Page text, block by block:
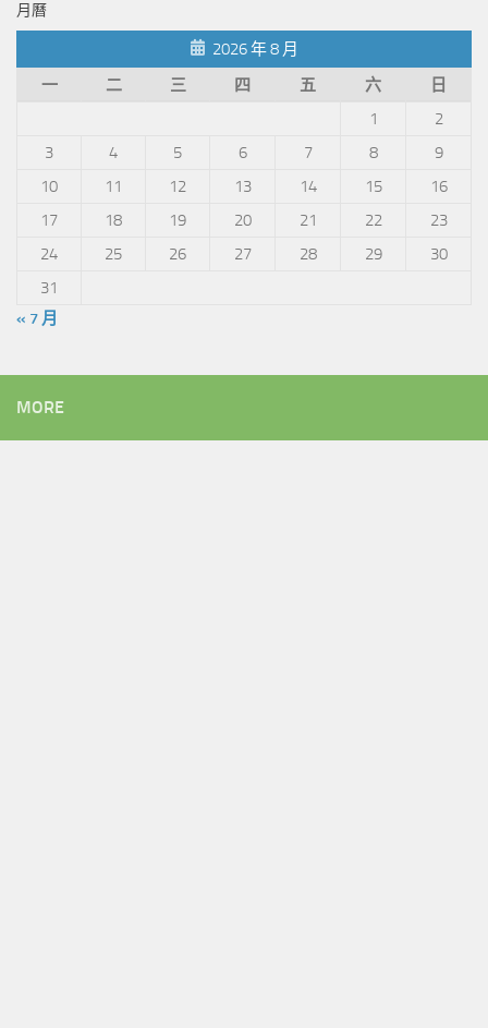
月曆
2026 年 8 月
一
二 三 四 五 六
日
1
2
3
4 5 6 7 8
9
10
11 12 13 14 15
16
17
18 19 20 21 22
23
24
25 26 27 28 29
30
31
« 7 月
MORE